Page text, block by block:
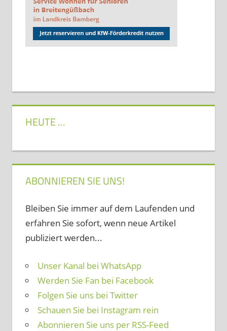
HEUTE …
ABONNIEREN SIE UNS!
Bleiben Sie immer auf dem Laufenden und
erfahren Sie sofort, wenn neue Artikel
publiziert werden...
Unser Kanal bei WhatsApp
Werden Sie Fan bei Facebook
Folgen Sie uns bei Twitter
Schauen Sie bei Instagram rein
Abonnieren Sie uns per RSS-Feed